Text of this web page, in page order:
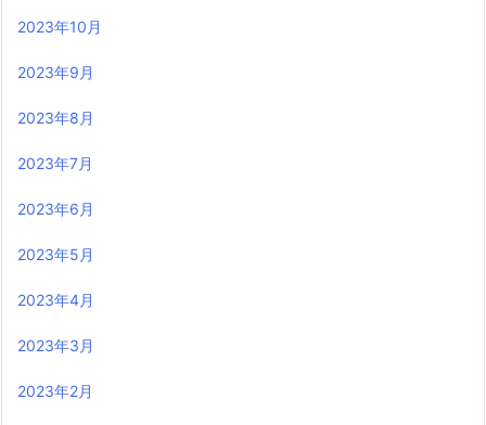
2023年10月
2023年9月
2023年8月
2023年7月
2023年6月
2023年5月
2023年4月
2023年3月
2023年2月